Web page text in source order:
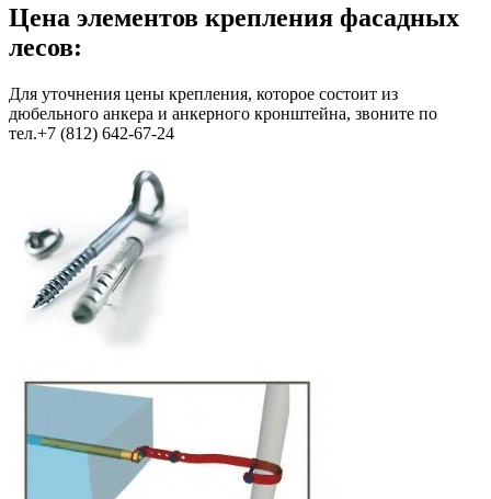
Цена элементов крепления фасадных
лесов:
Для уточнения цены крепления, которое состоит из
дюбельного анкера и анкерного кронштейна, звоните по
тел.+7 (812) 642-67-24